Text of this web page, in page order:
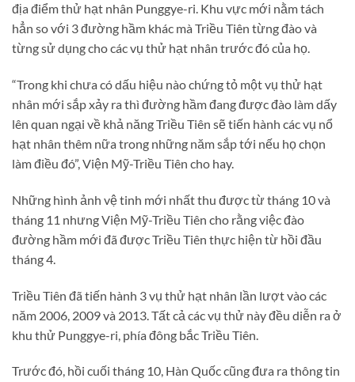
địa điểm thử hạt nhân Punggye-ri. Khu vực mới nằm tách
hẳn so với 3 đường hầm khác mà Triều Tiên từng đào và
từng sử dụng cho các vụ thử hạt nhân trước đó của họ.
“Trong khi chưa có dấu hiệu nào chứng tỏ một vụ thử hạt
nhân mới sắp xảy ra thì đường hầm đang được đào làm dấy
lên quan ngại về khả năng Triều Tiên sẽ tiến hành các vụ nổ
hạt nhân thêm nữa trong những năm sắp tới nếu họ chọn
làm điều đó”, Viện Mỹ-Triều Tiên cho hay.
Những hình ảnh vệ tinh mới nhất thu được từ tháng 10 và
tháng 11 nhưng Viện Mỹ-Triều Tiên cho rằng việc đào
đường hầm mới đã được Triều Tiên thực hiện từ hồi đầu
tháng 4.
Triều Tiên đã tiến hành 3 vụ thử hạt nhân lần lượt vào các
năm 2006, 2009 và 2013. Tất cả các vụ thử này đều diễn ra ở
khu thử Punggye-ri, phía đông bắc Triều Tiên.
Trước đó, hồi cuối tháng 10, Hàn Quốc cũng đưa ra thông tin